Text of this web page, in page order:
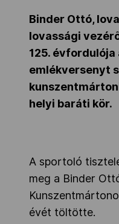
NOB
Adatbank
Binder Ottó,
lovassági
125. évfordulója
emlékversenyt
helyi baráti kör.
A sportoló
meg a Binder
évét töltötte.